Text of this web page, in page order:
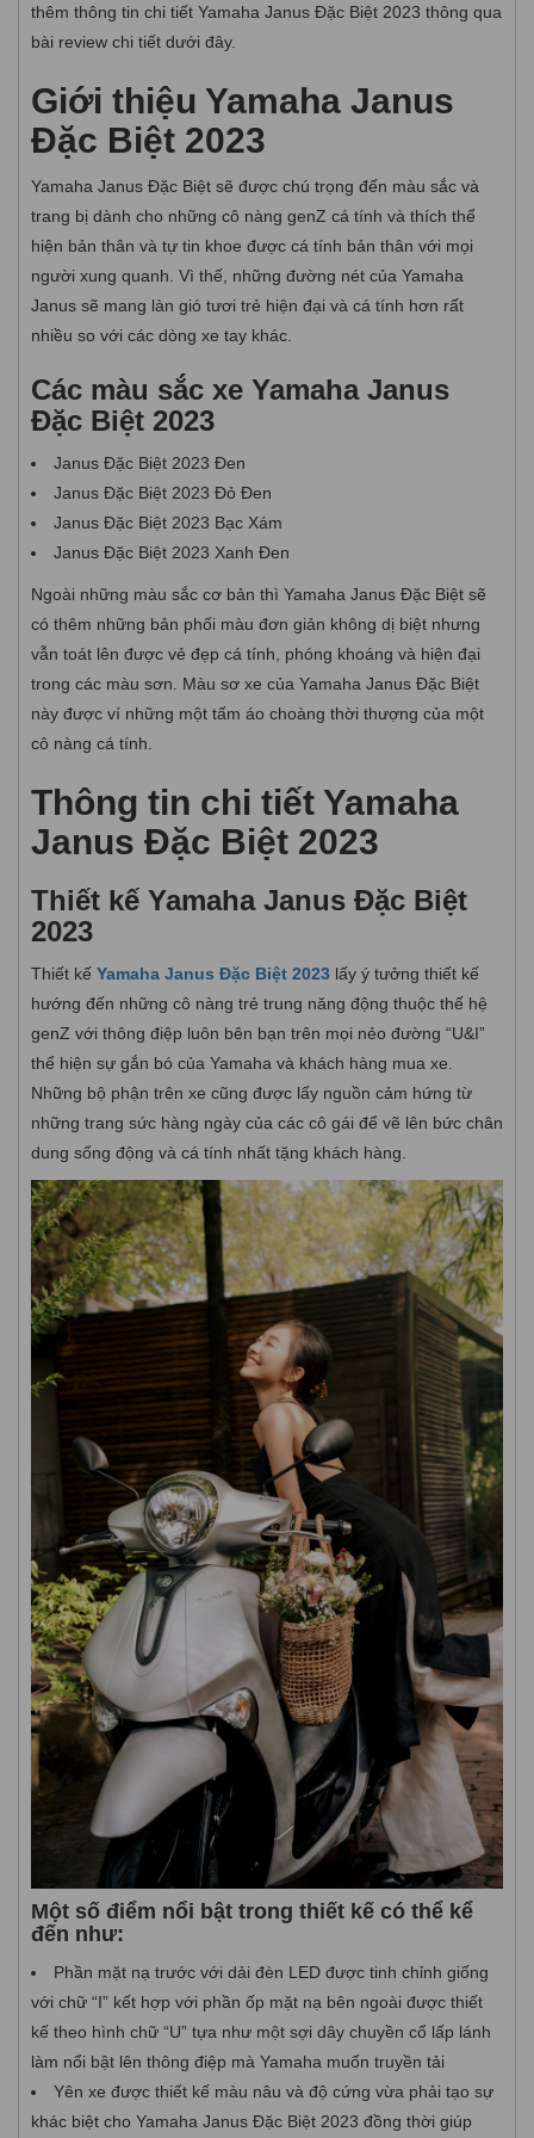
thêm thông tin chi tiết Yamaha Janus Đặc Biệt 2023 thông qua
bài review chi tiết dưới đây.
Giới thiệu Yamaha Janus
Đặc Biệt 2023
Yamaha Janus Đặc Biệt sẽ được chú trọng đến màu sắc và
trang bị dành cho những cô nàng genZ cá tính và thích thể
hiện bản thân và tự tin khoe được cá tính bản thân với mọi
người xung quanh. Vì thế, những đường nét của Yamaha
Janus sẽ mang làn gió tươi trẻ hiện đại và cá tính hơn rất
nhiều so với các dòng xe tay khác.
Các màu sắc xe Yamaha Janus
Đặc Biệt 2023
Janus Đặc Biệt 2023 Đen
Janus Đặc Biệt 2023 Đỏ Đen
Janus Đặc Biệt 2023 Bạc Xám
Janus Đặc Biệt 2023 Xanh Đen
Ngoài những màu sắc cơ bản thì Yamaha Janus Đặc Biệt sẽ
có thêm những bản phối màu đơn giản không dị biệt nhưng
vẫn toát lên được vẻ đẹp cá tính, phóng khoáng và hiện đại
trong các màu sơn. Màu sơ xe của Yamaha Janus Đặc Biệt
này được ví những một tấm áo choàng thời thượng của một
cô nàng cá tính.
Thông tin chi tiết Yamaha
Janus Đặc Biệt 2023
Thiết kế Yamaha Janus Đặc Biệt
2023
Thiết kế Yamaha Janus Đặc Biệt 2023 lấy ý tưởng thiết kế
hướng đến những cô nàng trẻ trung năng động thuộc thế hệ
genZ với thông điệp luôn bên bạn trên mọi nẻo đường “U&I”
thể hiện sự gắn bó của Yamaha và khách hàng mua xe.
Những bộ phận trên xe cũng được lấy nguồn cảm hứng từ
những trang sức hàng ngày của các cô gái để vẽ lên bức chân
dung sống động và cá tính nhất tặng khách hàng.
Một số điểm nổi bật trong thiết kế có thể kể
đến như:
Phần mặt nạ trước với dải đèn LED được tinh chỉnh giống
với chữ “I” kết hợp với phần ốp mặt nạ bên ngoài được thiết
kế theo hình chữ “U” tựa như một sợi dây chuyền cổ lấp lánh
làm nổi bật lên thông điệp mà Yamaha muốn truyền tải
Yên xe được thiết kế màu nâu và độ cứng vừa phải tạo sự
khác biệt cho Yamaha Janus Đặc Biệt 2023 đồng thời giúp